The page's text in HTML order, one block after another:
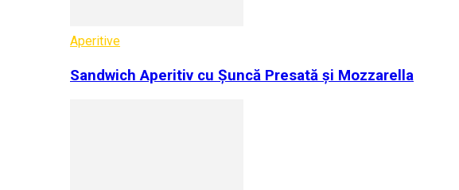
Aperitive
Sandwich Aperitiv cu Șuncă Presată și Mozzarella